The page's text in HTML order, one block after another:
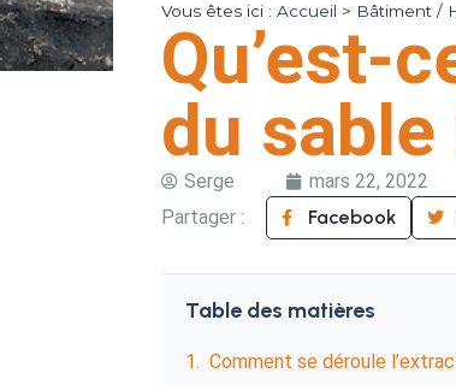
Vous êtes ici : Accueil > Bâtiment /
Qu’est-
du
Serge
mars 22, 2022
Partager :
Facebook
Table des matières
Comment se déroule